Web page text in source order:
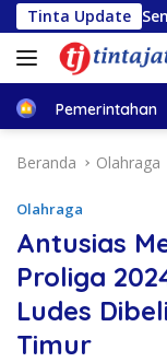
Langsung
ke
konten
Tinta Update
Sentosa II,
HomePemerintahan
Beranda Olahraga
Olahraga
Antusias
Proliga
Ludes
Timur